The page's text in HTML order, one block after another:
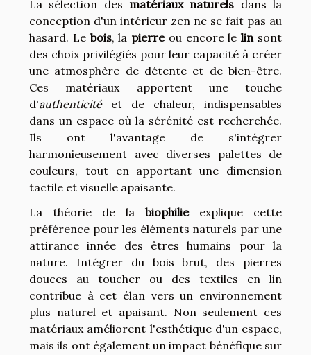
La sélection des matériaux naturels dans la
conception d'un intérieur zen ne se fait pas au
hasard. Le bois, la pierreou encore lelinsont
des choix privilégiés pour leur capacité à créer
une atmosphère de détente et de bien-être.
Ces matériaux apportent une touche
d'authenticitéet de chaleur, indispensables
dans un espace où la sérénité est recherchée.
Ils ont l'avantage de s'intégrer
harmonieusement avec diverses palettes de
couleurs, tout en apportant une dimension
tactile et visuelle apaisante.
La théorie de la biophilieexplique cette
préférence pour les éléments naturels par une
attirance innée des êtres humains pour la
nature. Intégrer du bois brut, des pierres
douces au toucher ou des textiles en lin
contribue à cet élan vers un environnement
plus naturel et apaisant. Non seulement ces
matériaux améliorent l'esthétique d'un espace,
mais ils ont également un impact bénéfique sur